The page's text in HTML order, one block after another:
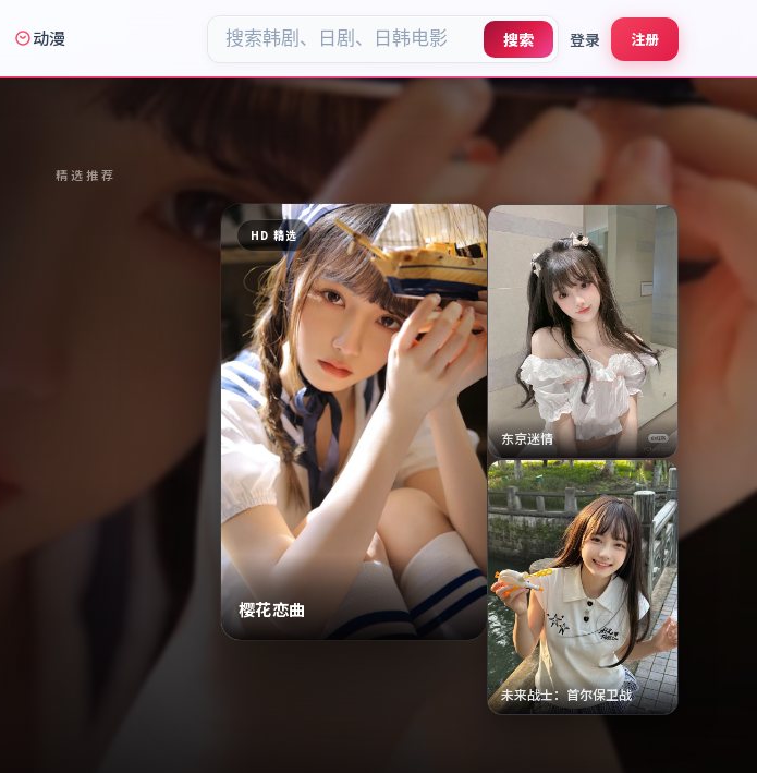
动漫 搜索 登录 注册
精选推荐
HD 精选
樱花恋曲
东京迷情
未来战士：首尔保卫战